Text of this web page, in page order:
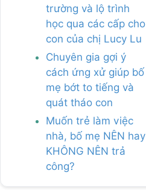
trường và lộ trình
học qua các cấp cho
con của chị Lucy Lu
Chuyên gia gợi ý
cách ứng xử giúp bố
mẹ bớt to tiếng và
quát tháo con
Muốn trẻ làm việc
nhà, bố mẹ NÊN hay
KHÔNG NÊN trả
công?